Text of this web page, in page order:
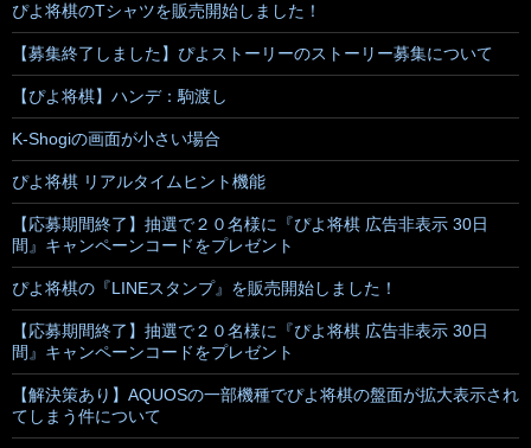
ぴよ将棋のTシャツを販売開始しました！
【募集終了しました】ぴよストーリーのストーリー募集について
【ぴよ将棋】ハンデ：駒渡し
K-Shogiの画面が小さい場合
ぴよ将棋 リアルタイムヒント機能
【応募期間終了】抽選で２０名様に『ぴよ将棋 広告非表示 30日
間』キャンペーンコードをプレゼント
ぴよ将棋の『LINEスタンプ』を販売開始しました！
【応募期間終了】抽選で２０名様に『ぴよ将棋 広告非表示 30日
間』キャンペーンコードをプレゼント
【解決策あり】AQUOSの一部機種でぴよ将棋の盤面が拡大表示され
てしまう件について